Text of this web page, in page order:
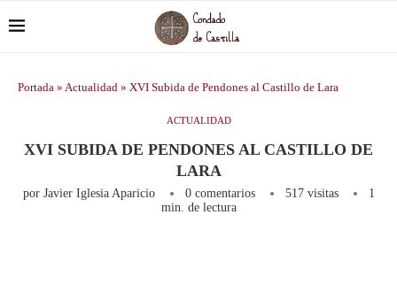
Portada » Actualidad » XVI Subida de Pendones al Castillo de Lara
ACTUALIDAD
XVI SUBIDA DE PENDONES AL CASTILLO DE
LARA
por Javier Iglesia Aparicio 0 comentarios 517visitas
1
min. de lectura